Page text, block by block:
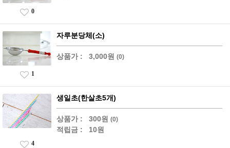
0
자루분당체(소)
상품가 : 3,000원 (0)
1
생일초(한살초5개)
상품가 : 300원 (0)
적립금 : 10원
4